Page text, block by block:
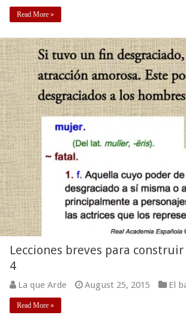
Read More »
Lecciones breves para
4
La que Arde August 25, 2015 El
Read More »